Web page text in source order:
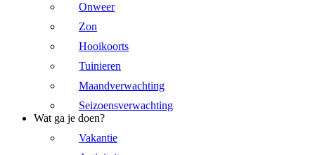
Onweer
Zon
Hooikoorts
Tuinieren
Maandverwachting
Seizoensverwachting
Wat ga je doen?
Vakantie